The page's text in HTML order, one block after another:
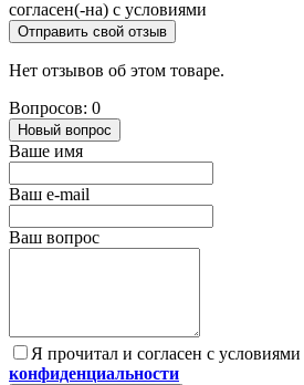
согласен(-на) с условиями
Отправить свой отзыв
Нет отзывов об этом товаре.
Вопросов: 0
Новый вопрос
Ваше имя
Ваш e-mail
Ваш вопрос
Я прочитал и согласен с условиями
конфиденциальности